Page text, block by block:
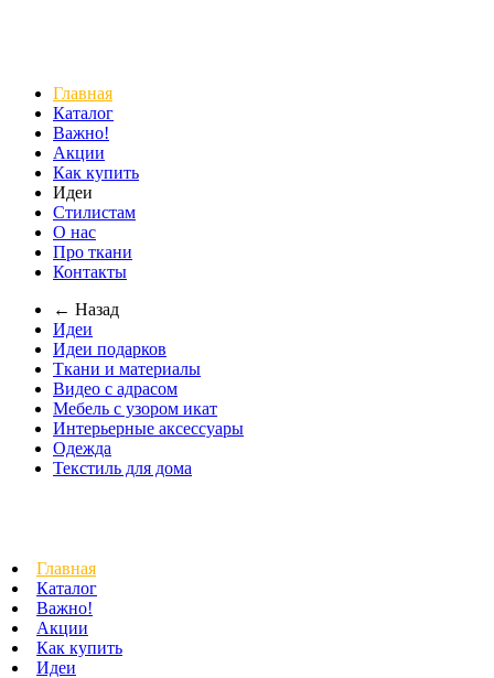
Главная
Каталог
Важно!
Акции
Как купить
Идеи
Стилистам
О нас
Про ткани
Контакты
← Назад
Идеи
Идеи подарков
Ткани и материалы
Видео с адрасом
Мебель с узором икат
Интерьерные аксессуары
Одежда
Текстиль для дома
Главная
Каталог
Важно!
Акции
Как купить
Идеи